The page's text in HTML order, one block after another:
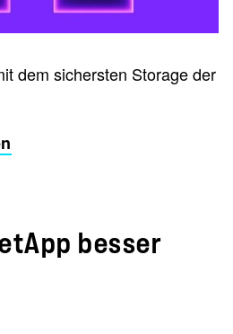
dem sichersten Storage der
besser